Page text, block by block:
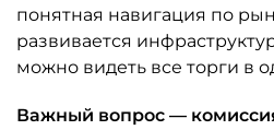
понятная навигация по
развивается
можно видеть все торги в
Важный вопрос —